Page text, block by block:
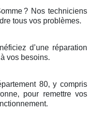
? Nos techniciens
tous vos probl èmes.
d’une réparation
vos besoins.
80, y compris
pour remettre vos